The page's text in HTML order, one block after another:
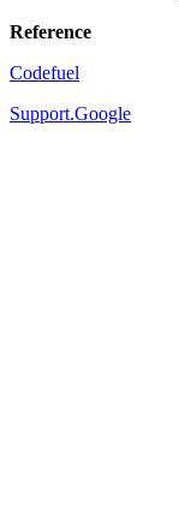
Reference
Codefuel
Support.Google